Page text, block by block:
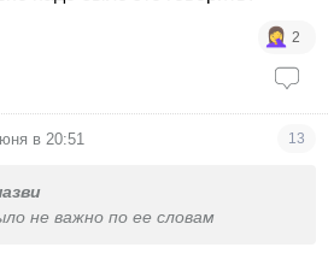
2
в 20:51 13
не важно по ее словам